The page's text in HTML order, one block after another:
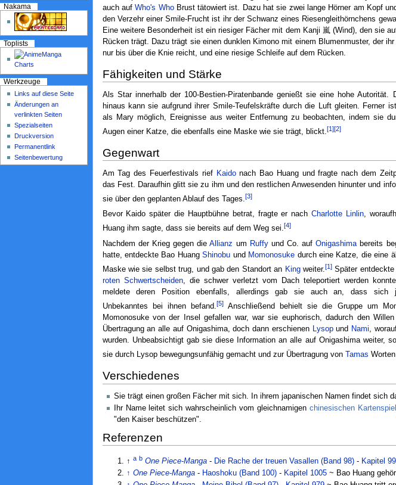
auch aufWho's WhoBrust tätowiert ist. Dazu hat sie zwei lange Hörner am Kopf
den Verzehr einer Smile-Frucht ist ihr der Schwanz eines Riesengleithörnchens
Eine weitere Besonderheit ist ein riesiger Fächer mit dem Kanji 嵐 (Wind), den sie
Rücken trägt. Dazu trägt sie einen dunklen Kimono mit einem Blumenmuster, der
nur bis über die Knie reicht, und eine riesige Schleife auf dem Rücken.
Fähigkeiten und Stärke
Als Star innerhalb der 100-Bestien-Piratenbande genießt sie eine hohe Autorität.
hinaus kann sie aufgrund ihrer Smile-Teufelskräfte durch die Luft gleiten. Ferner
als Mary möglich, Ereignisse aus weiter Entfernung zu beobachten, indem sie
Augen einer Katze, die ebenfalls eine Maske wie sie trägt, blickt.[1][2]
Gegenwart
Am Tag des Feuerfestivals rief Kaidonach Bao Huang und fragte nach dem
das Fest. Daraufhin glitt sie zu ihm und den restlichen Anwesenden hinunter und
sie über den geplanten Ablauf des Tages.[3]
Bevor Kaido später die Hauptbühne betrat, fragte er nachCharlotte Linlin,
Huang ihm sagte, dass sie bereits auf dem Weg sei.[4]
Nachdem der Krieg gegen dieAllianz um Ruffyund Co. aufOnigashima bereits
hatte, entdeckte Bao HuangShinobu und Momonosuke durch eine Katze, die eine
Maske wie sie selbst trug, und gab den Standort an Kingweiter.[1] Später
roten Schwertscheiden, die schwer verletzt vom Dach teleportiert werden
meldete deren Position ebenfalls, allerdings gab sie auch an, dass sich
Unbekanntes bei ihnen befand.[5]Anschließend behielt sie die Gruppe um
Momonosuke von der Insel gefallen war, war sie euphorisch, dadurch den
Übertragung an alle auf Onigashima, doch dann erschienen Lysopund Nami,
wurden. Unbeabsichtigt gab sie diese Information an alle auf Onigashima weiter,
sie durch Lysop bewegungsunfähig gemacht und zur Übertragung von
Tamas
Verschiedenes
Sie trägt einen großen Fächer mit sich. In ihrem japanischen Namen findet sich
Ihr Name leitet sich wahrscheinlich vom gleichnamigen chinesischen Kartenspiel
"den Kaiser beschützen".
Referenzen
↑a b One Piece-Manga - Die Rache der treuen Vasallen (Band 98) - Kapitel
↑ One Piece-Manga - Haoshoku (Band 100) - Kapitel 1005 ~ Bao Huang
Nakama
Toplists
Werkzeuge
Links auf diese Seite
Änderungen an
verlinkten Seiten
Spezialseiten
Druckversion
Permanentlink
Seitenbewertung